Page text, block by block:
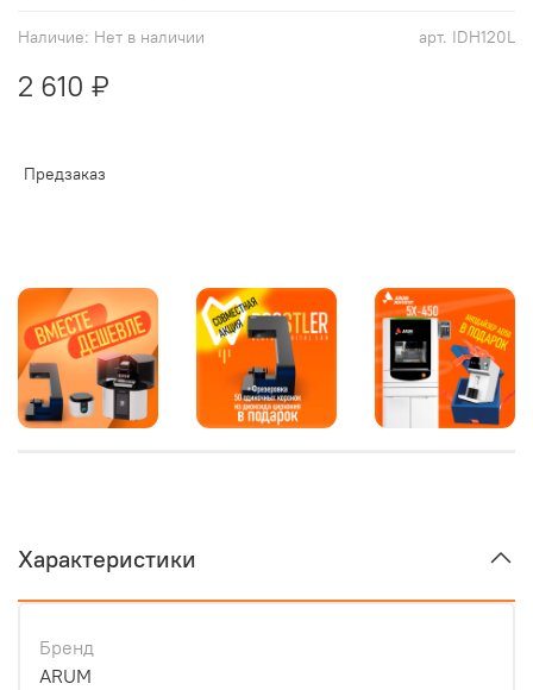
арт. IDH120L
Наличие: Нет в наличии
Предзаказ
2 610 ₽
Характеристики
Бренд
ARUM